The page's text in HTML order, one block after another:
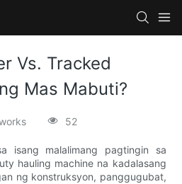
Vs. Tracked
Mas Mabuti?
52
isang malalimang pagtingin sa
hauling machine na kadalasang
ng konstruksyon, panggugubat,